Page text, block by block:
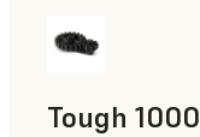
Tough